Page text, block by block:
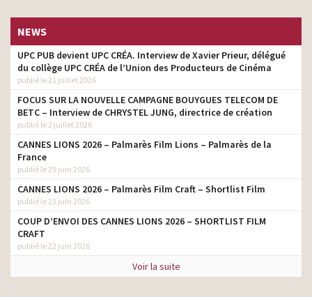
NEWS
UPC PUB devient UPC CRÉA. Interview de Xavier Prieur, délégué
du collège UPC CRÉA de l’Union des Producteurs de Cinéma
publié le 21 juillet 2026
FOCUS SUR LA NOUVELLE CAMPAGNE BOUYGUES TELECOM DE
BETC – Interview de CHRYSTEL JUNG, directrice de création
publié le 2 juillet 2026
CANNES LIONS 2026 – Palmarès Film Lions – Palmarès de la
France
publié le 29 juin 2026
CANNES LIONS 2026 – Palmarès Film Craft – Shortlist Film
publié le 23 juin 2026
COUP D’ENVOI DES CANNES LIONS 2026 – SHORTLIST FILM
CRAFT
publié le 22 juin 2026
Voir la suite